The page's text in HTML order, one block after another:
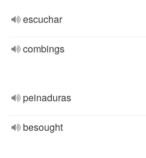
escuchar
combings
peinaduras
besought